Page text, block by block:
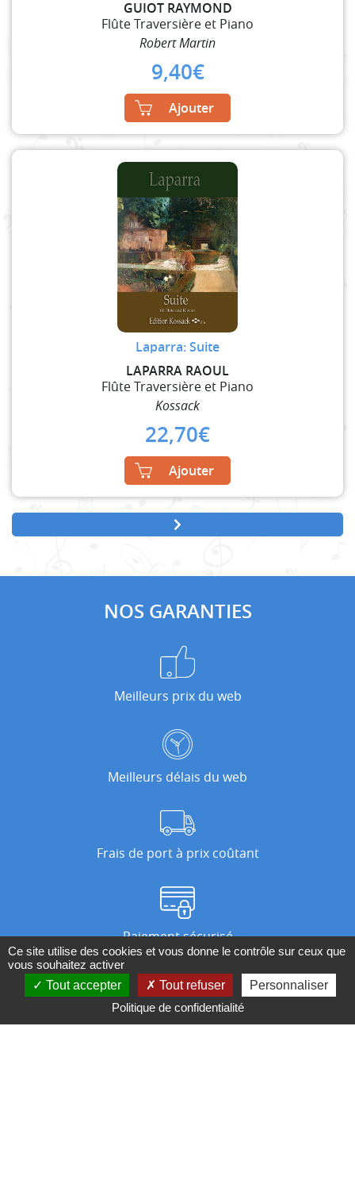
GUIOT RAYMOND
Flûte Traversière et Piano
Robert Martin
9,40€
Ajouter
Laparra: Suite
LAPARRA RAOUL
Flûte Traversière et Piano
Kossack
22,70€
Ajouter
NOS GARANTIES
Meilleurs prix du web
Meilleurs délais du web
Frais de port à prix coûtant
Paiement sécurisé
Nos magasins
Ce site utilise des cookies et vous donne le contrôle sur ceux que
vous souhaitez activer
Tout accepter
Tout refuser
Personnaliser
Politique de confidentialité